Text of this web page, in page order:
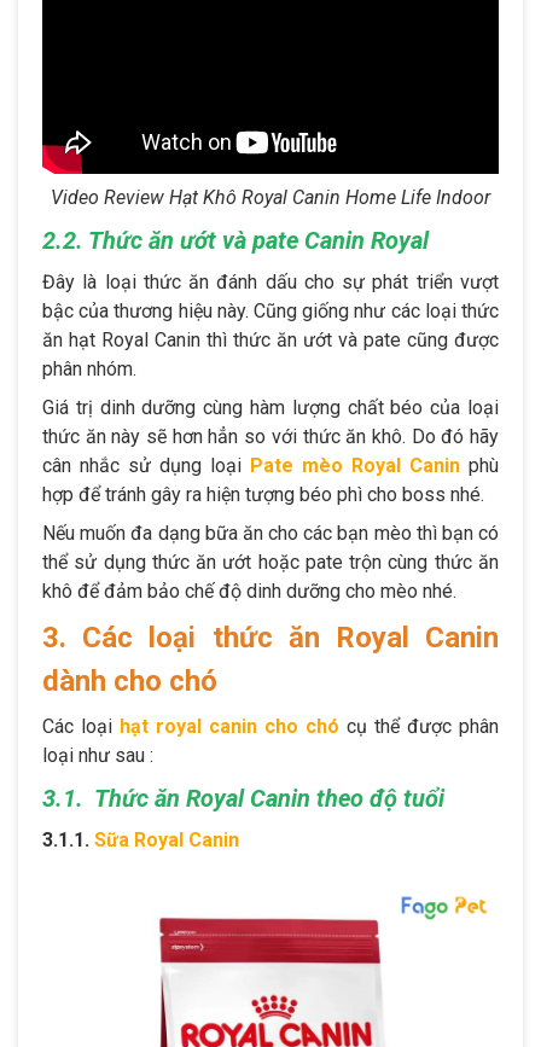
Video Review Hạt Khô Royal Canin Home Life Indoor
2.2. Thức ăn ướt và pate Canin Royal
Đây là loại thức ăn đánh dấu cho sự phát triển vượt
bậc của thương hiệu này. Cũng giống như các loại thức
ăn hạt Royal Canin thì thức ăn ướt và pate cũng được
phân nhóm.
Giá trị dinh dưỡng cùng hàm lượng chất béo của loại
thức ăn này sẽ hơn hẳn so với thức ăn khô. Do đó hãy
cân nhắc sử dụng loại Pate mèo Royal Canin phù
hợp để tránh gây ra hiện tượng béo phì cho boss nhé.
Nếu muốn đa dạng bữa ăn cho các bạn mèo thì bạn có
thể sử dụng thức ăn ướt hoặc pate trộn cùng thức ăn
khô để đảm bảo chế độ dinh dưỡng cho mèo nhé.
3. Các loại thức ăn Royal Canin
dành cho chó
Các loại hạt royal canin cho chó cụ thể được phân
loại như sau :
3.1. Thức ăn Royal Canin theo độ tuổi
3.1.1. Sữa Royal Canin